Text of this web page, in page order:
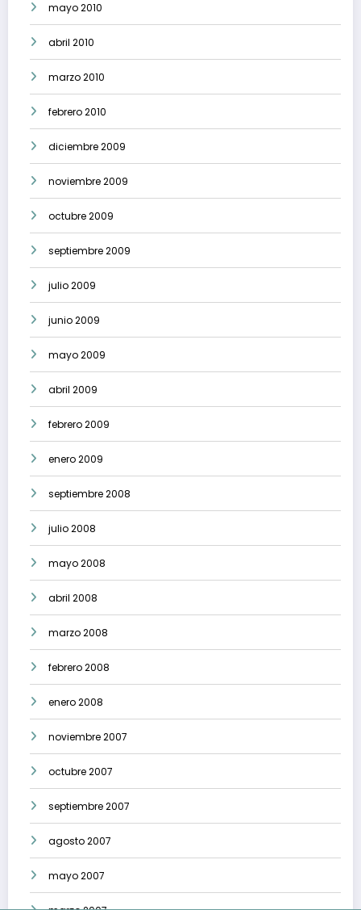
mayo 2010
abril 2010
marzo 2010
febrero 2010
diciembre 2009
noviembre 2009
octubre 2009
septiembre 2009
julio 2009
junio 2009
mayo 2009
abril 2009
febrero 2009
enero 2009
septiembre 2008
julio 2008
mayo 2008
abril 2008
marzo 2008
febrero 2008
enero 2008
noviembre 2007
octubre 2007
septiembre 2007
agosto 2007
mayo 2007